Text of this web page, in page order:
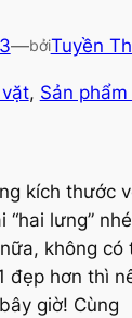
—bởiTuyền
, Sản
kích thước
“hai lưng”
không có
đẹp hơn thì
giờ! Cùng